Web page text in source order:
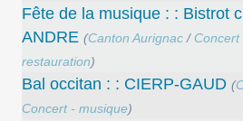
Fête de la musique : : Bistrot
ANDRE (Canton Aurignac/
restauration)
Bal occitan : : CIERP-GAUD (
Concert - musique)